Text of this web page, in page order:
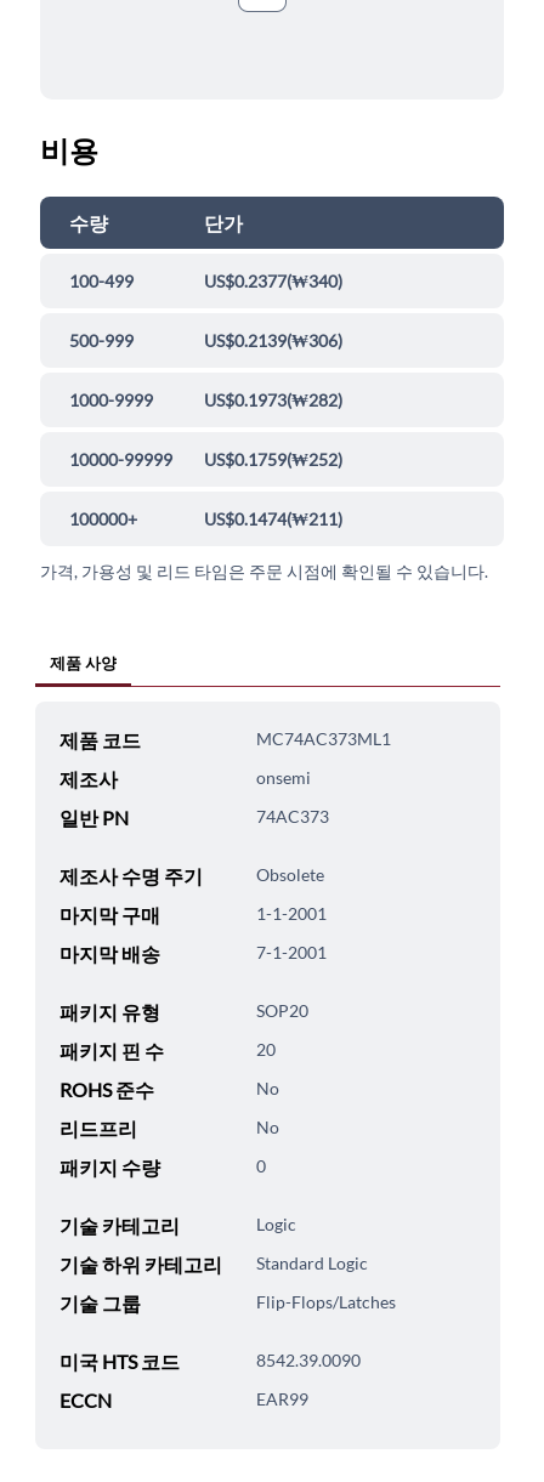
비용
수량 단가
100-499 US$0.2377(₩340)
500-999 US$0.2139(₩306)
1000-9999 US$0.1973(₩282)
10000-99999 US$0.1759(₩252)
100000+ US$0.1474(₩211)
가격, 가용성 및 리드 타임은 주문 시점에 확인될 수 있습니다.
제품 사양
제품 코드 MC74AC373ML1
제조사 onsemi
일반 PN 74AC373
제조사 수명 주기 Obsolete
마지막 구매 1-1-2001
마지막 배송 7-1-2001
패키지 유형 SOP20
패키지 핀 수 20
ROHS 준수 No
리드프리 No
패키지 수량 0
기술 카테고리 Logic
기술 하위 카테고리 Standard Logic
기술 그룹 Flip-Flops/Latches
미국 HTS 코드 8542.39.0090
ECCN EAR99